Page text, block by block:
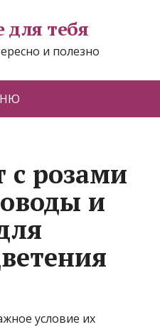
для тебя
и полезно
с розами
и
условие их